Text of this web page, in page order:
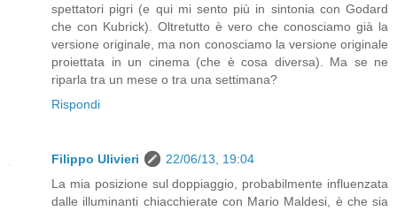
spettatori pigri (e qui mi sento più in sintonia con Godard
che con Kubrick). Oltretutto è vero che conosciamo già la
versione originale, ma non conosciamo la versione originale
proiettata in un cinema (che è cosa diversa). Ma se ne
riparla tra un mese o tra una settimana?
Rispondi
Filippo Ulivieri
22/06/13, 19:04
La mia posizione sul doppiaggio, probabilmente influenzata
dalle illuminanti chiacchierate con Mario Maldesi, è che sia